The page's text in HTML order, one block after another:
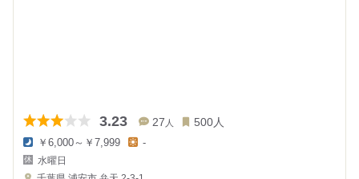
3.23 27 人 500人
夜
の
金
￥6,000～￥7,999
金
-
水曜日